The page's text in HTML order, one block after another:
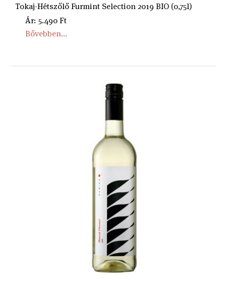
Tokaj-Hétszőlő Furmint Selection 2019 BIO (0,75l)
Ár: 5.490 Ft
Bővebben...